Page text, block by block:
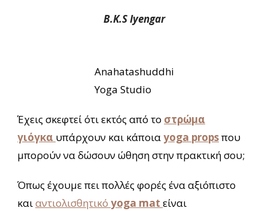
B.K.S Iyengar
Anahatashuddhi
Yoga Studio
Έχεις σκεφτεί ότι εκτός από το στρώμα
γιόγκα υπάρχουν και κάποιαyoga propsπου
μπορούν να δώσουν ώθηση στην πρακτική σου;
Όπως έχουμε πει πολλές φορές ένα αξιόπιστο
καιαντιολισθητικό yoga mat είναι